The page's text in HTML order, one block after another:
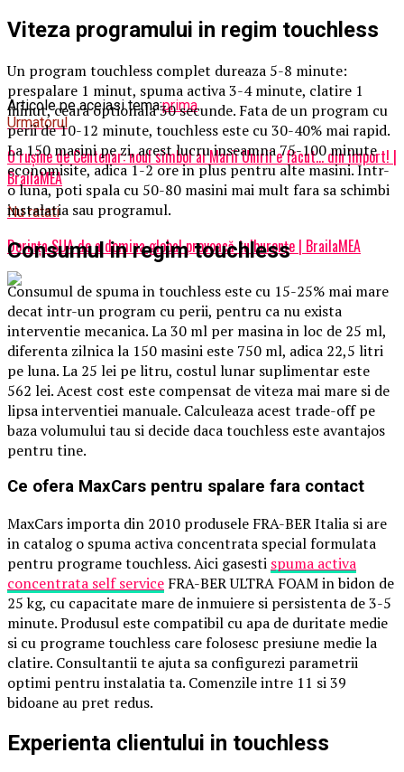
Articole pe aceiasi tema:prima
Urmatorul
O rușine de Centenar: noul simbol al Marii Unirii e făcut… din import! |
BrailaMEA
Nu ratati
Dorința SUA de a domina global provoacă tulburențe | BrailaMEA
Viteza programului in regim touchless
Un program touchless complet dureaza 5-8 minute:
prespalare 1 minut, spuma activa 3-4 minute, clatire 1
minut, ceara optionala 30 secunde. Fata de un program cu
perii de 10-12 minute, touchless este cu 30-40% mai rapid.
La 150 masini pe zi, acest lucru inseamna 75-100 minute
economisite, adica 1-2 ore in plus pentru alte masini. Intr-
o luna, poti spala cu 50-80 masini mai mult fara sa schimbi
instalatia sau programul.
Consumul in regim touchless
Consumul de spuma in touchless este cu 15-25% mai mare
decat intr-un program cu perii, pentru ca nu exista
interventie mecanica. La 30 ml per masina in loc de 25 ml,
diferenta zilnica la 150 masini este 750 ml, adica 22,5 litri
pe luna. La 25 lei pe litru, costul lunar suplimentar este
562 lei. Acest cost este compensat de viteza mai mare si de
lipsa interventiei manuale. Calculeaza acest trade-off pe
baza volumului tau si decide daca touchless este avantajos
pentru tine.
Ce ofera MaxCars pentru spalare fara contact
MaxCars importa din 2010 produsele FRA-BER Italia si are
in catalog o spuma activa concentrata special formulata
pentru programe touchless. Aici gasesti spuma activa
concentrata self service FRA-BER ULTRA FOAM in bidon de
25 kg, cu capacitate mare de inmuiere si persistenta de 3-5
minute. Produsul este compatibil cu apa de duritate medie
si cu programe touchless care folosesc presiune medie la
clatire. Consultantii te ajuta sa configurezi parametrii
optimi pentru instalatia ta. Comenzile intre 11 si 39
bidoane au pret redus.
Experienta clientului in touchless